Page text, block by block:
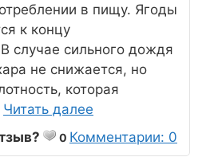
в пищу. Ягоды
к концу
случае сильного дождя
не снижается, но
которая
Читать далее
0 Комментарии: 0